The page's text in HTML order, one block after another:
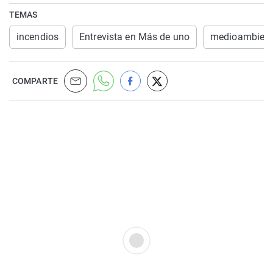
TEMAS
incendios Entrevista en Más de uno
COMPARTE